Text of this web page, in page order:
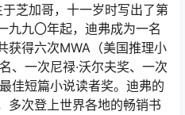
芝加哥，十一岁时写出了第
九九〇年起，迪弗成为一名
获得六次MWA（美国推理小
、一次尼禄·沃尔夫奖、一次
佳短篇小说读者奖。迪弗的
多次登上世界各地的畅销书